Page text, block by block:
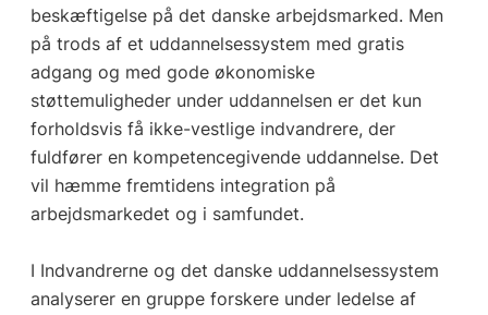
beskæftigelse på det danske arbejdsmarked. Men
på trods af et uddannelsessystem med gratis
adgang og med gode økonomiske
støttemuligheder under uddannelsen er det kun
forholdsvis få ikke-vestlige indvandrere, der
fuldfører en kompetencegivende uddannelse. Det
vil hæmme fremtidens integration på
arbejdsmarkedet og i samfundet.
I Indvandrerne og det danske uddannelsessystem
analyserer en gruppe forskere under ledelse af